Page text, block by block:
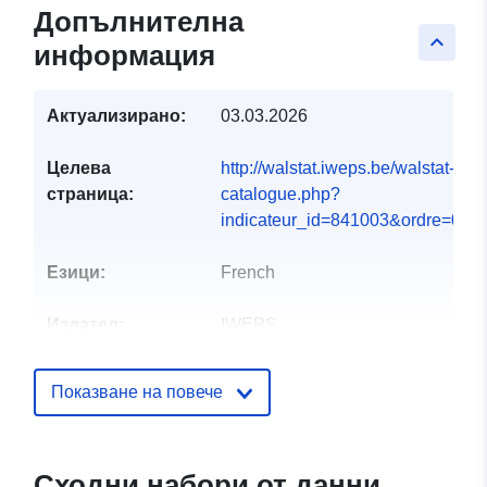
keyboard_arrow_up
Допълнителна
информация
Актуализирано: 03.03.2026
Целева
страница:
http://walstat.iweps.be/walstat-
catalogue.php?
indicateur_id=841003&ordre=0#
Езици: French
IWEPS
Звено за връзка:
Имейл:
Показване на повече